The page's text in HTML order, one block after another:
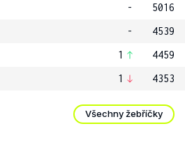
-
5016
-
4539
1
4459
1 4353
Všechny žebříčky